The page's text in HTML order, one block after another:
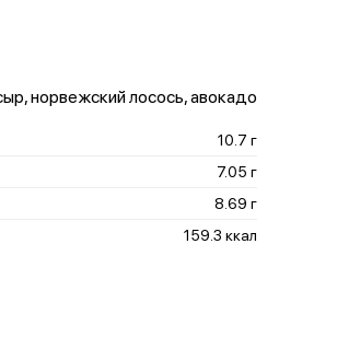
норвежский лосось, авокадо
10.7 г
7.05 г
8.69 г
159.3 ккал